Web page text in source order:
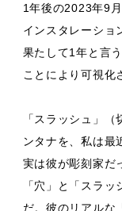
1年後の2023年9
インスタレーショ
果たして1年と言
ことにより可視化
「スラッシュ」
ンタナを、私は最
実は彼が彫刻家だ
「穴」と「スラ
だ。彼のリアルな